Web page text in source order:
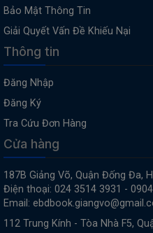
Bảo Mật Thông Tin
Giải Quyết Vấn Đề Khiếu Nại
Thông tin
Đăng Nhập
Đăng Ký
Tra Cứu Đơn Hàng
Cửa hàng
187B Giảng Võ, Quận Đống Đa,
Điện thoại: 024 3514 3931 -
Email:
112 Trung Kính - Tòa Nhà F5,